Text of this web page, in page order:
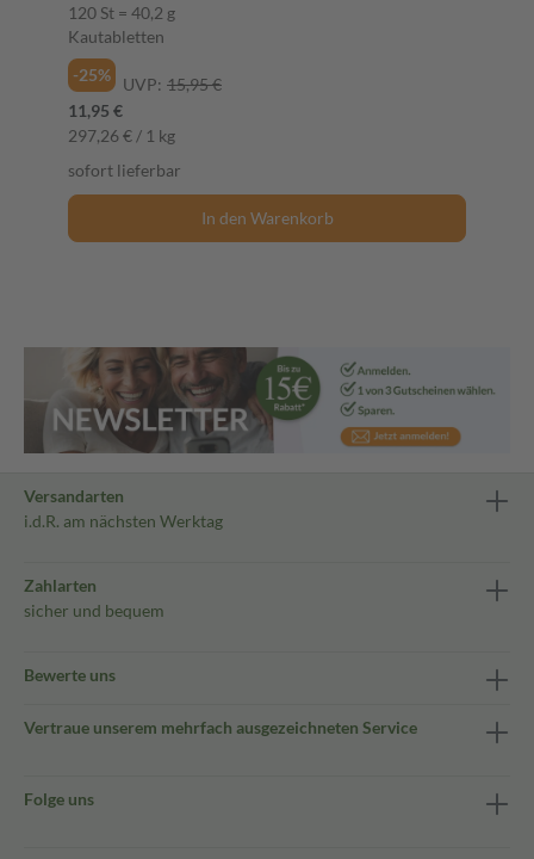
120 St = 40,2 g
Kautabletten
-25%
UVP: 15,95 €
11,95 €
297,26 € / 1 kg
sofort lieferbar
In den Warenkorb
Versandarten
i.d.R. am nächsten Werktag
Zahlarten
sicher und bequem
Bewerte uns
Vertraue unserem mehrfach ausgezeichneten Service
Folge uns